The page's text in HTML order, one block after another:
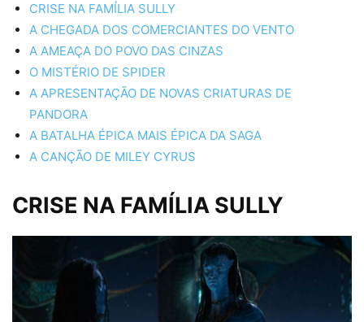
CRISE NA FAMÍLIA SULLY
A CHEGADA DOS COMERCIANTES DO VENTO
A AMEAÇA DO POVO DAS CINZAS
O MISTÉRIO DE SPIDER
A APRESENTAÇÃO DE NOVAS CRIATURAS DE
PANDORA
A BATALHA ÉPICA MAIS ÉPICA DA SAGA
A CANÇÃO DE MILEY CYRUS
CRISE NA FAMÍLIA SULLY